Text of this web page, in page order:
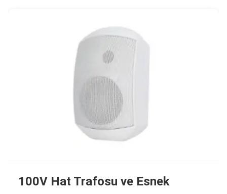
100V Hat Trafosu ve Esnek